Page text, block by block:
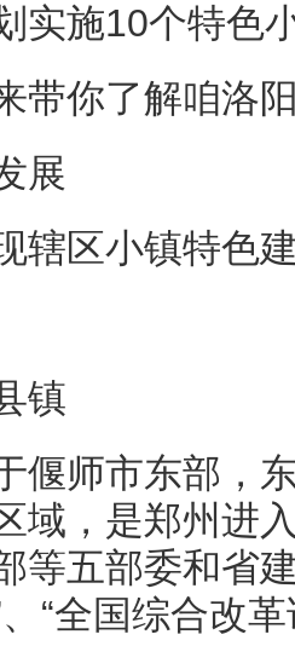
实施10个特色
带你了解咱洛
展
辖区小镇特色
镇
偃师市东部，
域，是郑州进
等五部委和省
“全国综合改